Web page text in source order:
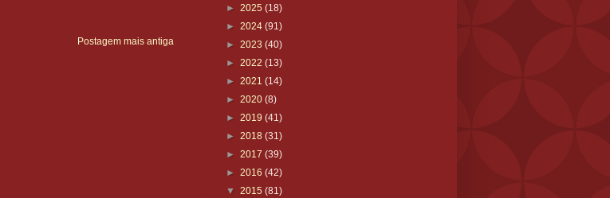
Postagem mais antiga
► 2025 (18)
► 2024 (91)
► 2023 (40)
► 2022 (13)
► 2021 (14)
► 2020 (8)
► 2019 (41)
► 2018 (31)
► 2017 (39)
► 2016 (42)
▼ 2015 (81)